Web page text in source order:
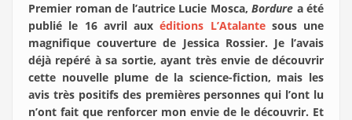
Premier roman de l’autrice Lucie Mosca, Bordure a été
publié le 16 avril auxéditions L’Atalantesous une
magnifique couverture de Jessica Rossier. Je l’avais
déjà repéré à sa sortie, ayant très envie de découvrir
cette nouvelle plume de la science-fiction, mais les
avis très positifs des premières personnes qui l’ont lu
n’ont fait que renforcer mon envie de le découvrir. Et